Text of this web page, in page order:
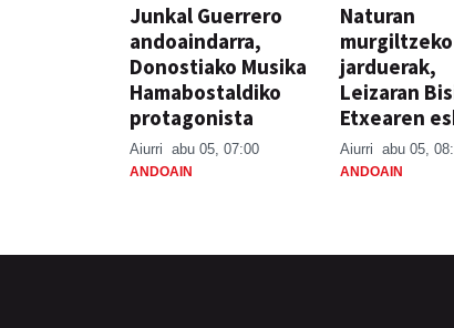
Junkal Guerrero
andoaindarra,
Donostiako Musika
Hamabostaldiko
protagonista
Aiurri abu 05, 07:00
ANDOAIN
Naturan
murgiltzeko
jarduerak,
Leizaran
Etxearen
Aiurri abu 05,
ANDOAIN